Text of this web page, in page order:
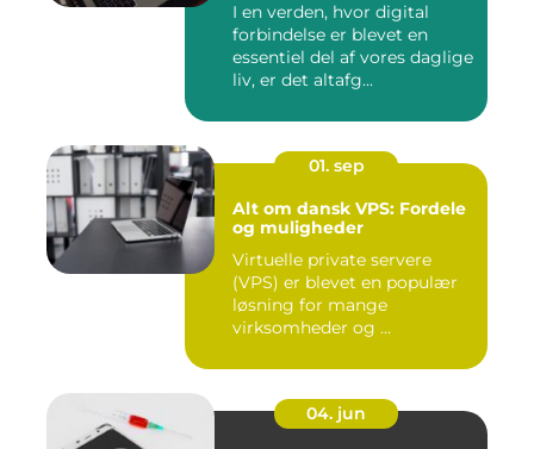
I en verden, hvor digital
forbindelse er blevet en
essentiel del af vores daglige
liv, er det altafg...
01. sep
Alt om dansk VPS: Fordele
og muligheder
Virtuelle private servere
(VPS) er blevet en populær
løsning for mange
virksomheder og ...
04. jun